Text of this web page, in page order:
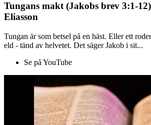
Tungans makt (Jakobs brev 3:1-
Eliasson
Tungan är som betsel på en häst. Eller ett
eld - tänd av helvetet. Det säger Jakob i sit...
Se på YouTube